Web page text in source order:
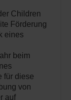
Children
Förderung
eines
beim
für diese
von
auf